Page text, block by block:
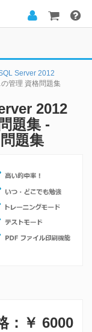
Server 2012
管理 資格問題集
2012
題集 -
題集
：￥ 6000